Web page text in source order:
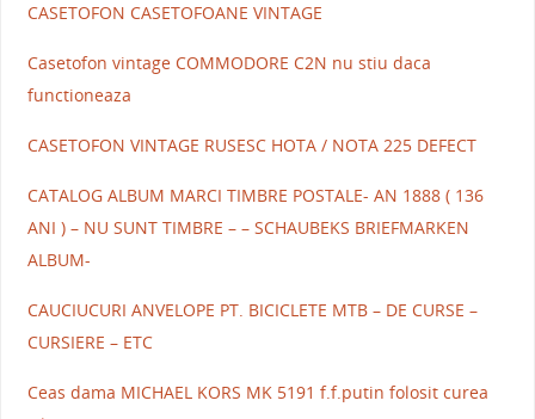
CASETOFON CASETOFOANE VINTAGE
Casetofon vintage COMMODORE C2N nu stiu daca
functioneaza
CASETOFON VINTAGE RUSESC HOTA / NOTA 225 DEFECT
CATALOG ALBUM MARCI TIMBRE POSTALE- AN 1888 ( 136
ANI ) – NU SUNT TIMBRE – – SCHAUBEKS BRIEFMARKEN
ALBUM-
CAUCIUCURI ANVELOPE PT. BICICLETE MTB – DE CURSE –
CURSIERE – ETC
Ceas dama MICHAEL KORS MK 5191 f.f.putin folosit curea